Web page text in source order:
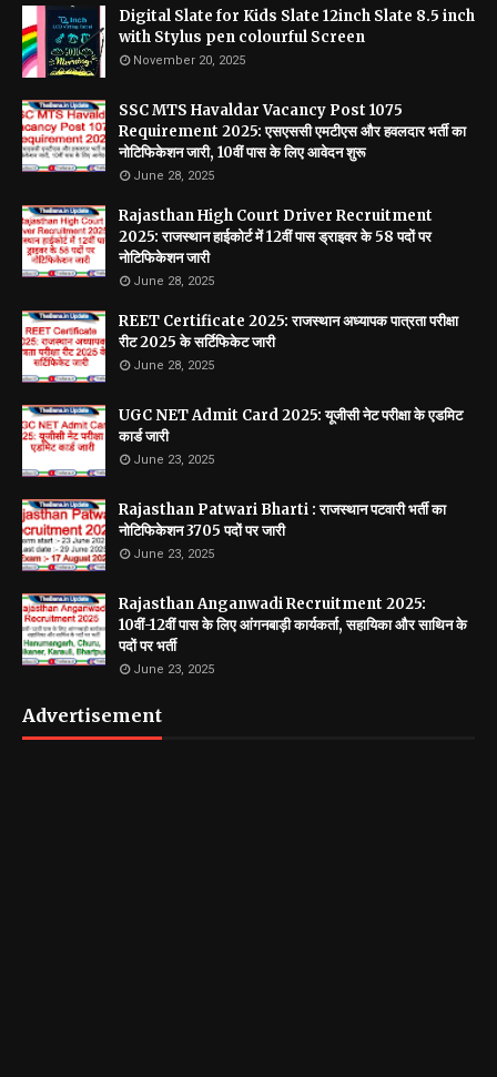
Digital Slate for Kids Slate 12inch Slate 8.5 inch
with Stylus pen colourful Screen
November 20, 2025
SSC MTS Havaldar Vacancy Post 1075
Requirement 2025: एसएससी एमटीएस और हवलदार भर्ती का
नोटिफिकेशन जारी, 10वीं पास के लिए आवेदन शुरू
June 28, 2025
Rajasthan High Court Driver Recruitment
2025: राजस्थान हाईकोर्ट में 12वीं पास ड्राइवर के 58 पदों पर
नोटिफिकेशन जारी
June 28, 2025
REET Certificate 2025: राजस्थान अध्यापक पात्रता परीक्षा
रीट 2025 के सर्टिफिकेट जारी
June 28, 2025
UGC NET Admit Card 2025: यूजीसी नेट परीक्षा के एडमिट
कार्ड जारी
June 23, 2025
Rajasthan Patwari Bharti : राजस्थान पटवारी भर्ती का
नोटिफिकेशन 3705 पदों पर जारी
June 23, 2025
Rajasthan Anganwadi Recruitment 2025:
10वीं-12वीं पास के लिए आंगनबाड़ी कार्यकर्ता, सहायिका और साथिन के
पदों पर भर्ती
June 23, 2025
Advertisement